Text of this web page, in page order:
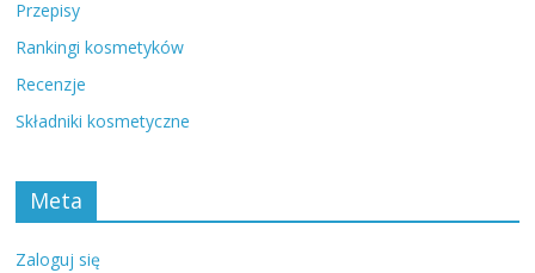
Przepisy
Rankingi kosmetyków
Recenzje
Składniki kosmetyczne
Meta
Zaloguj się